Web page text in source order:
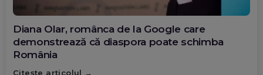
Diana Olar, românca de la Google care
demonstrează că diaspora poate schimba
România
Citește articolul